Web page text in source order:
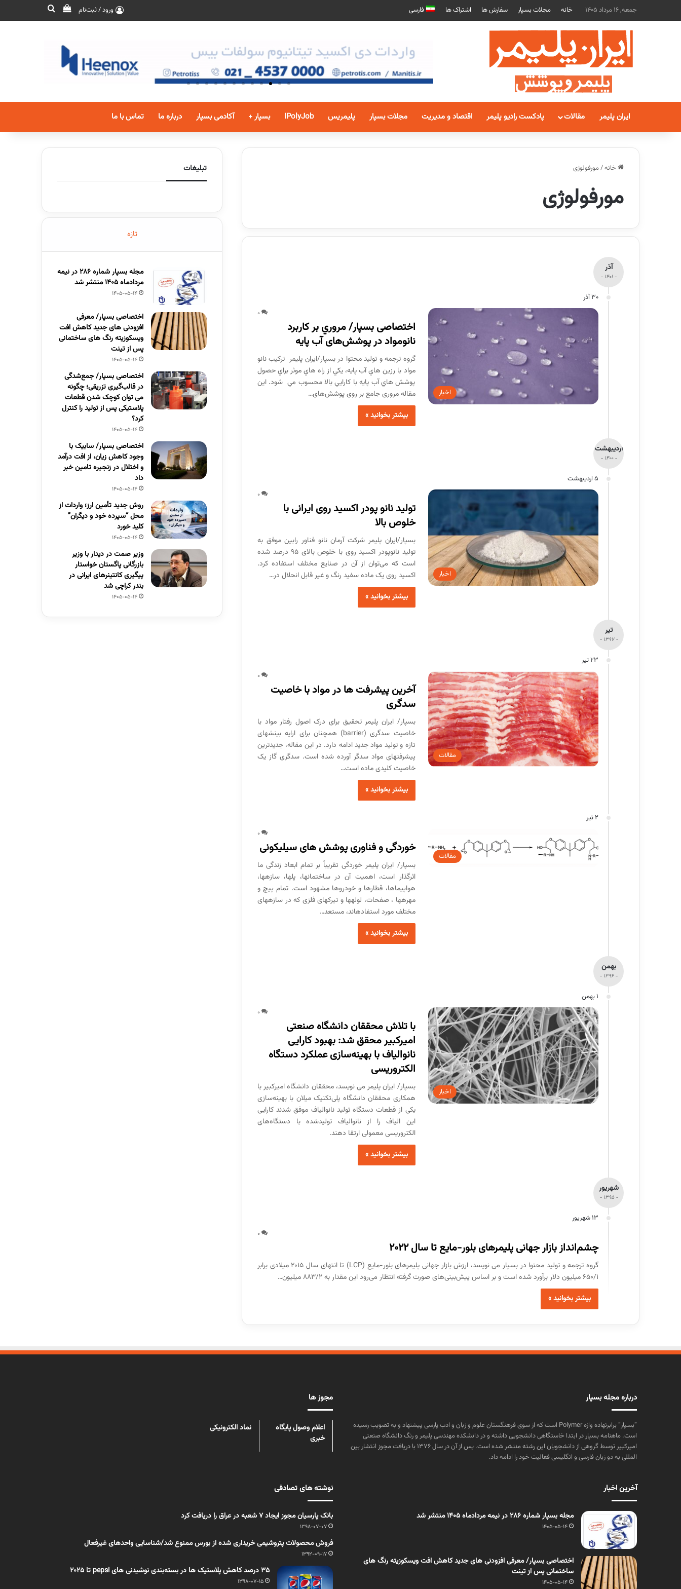
جمعه, 16 مرداد 1405 خانه مجلات بسپار سفارش ها اشتراک ها فارسی ورود / ثبت‌نام
ایران پلیمر مقالات پادکست رادیو پلیمر اقتصاد و مدیریت مجلات بسپار پلیمریس IPolyJob بسپار + آکادمی بسپار درباره ما تماس با ما
خانه/مورفولوژی
مورفولوژی
آذر
- 1401 -
30 آذر
اخبار
0
اختصاصی بسپار/ مروري بر کاربرد
نانومواد در پوشش‌های آب پايه
گروه ترجمه و تولید محتوا در بسپار/ایران پلیمر تركيب نانو
مواد با رزين هاي آب پايه، يكي از راه هاي موثر براي حصول
پوشش هاي آب پايه با كارايي بالا محسوب مي شود. این
مقاله مروری جامع بر روی پوشش‌های…
بیشتر بخوانید »
اردیبهشت
- 1400 -
5 اردیبهشت
اخبار
0
تولید نانو پودر اکسید روی ایرانی با
خلوص بالا
بسپار/ایران پلیمر شرکت آرمان نانو فناور رابین موفق به
تولید نانوپودر اکسید روی با خلوص بالای ۹۵ درصد شده
است که می‌توان از آن در صنایع مختلف استفاده کرد.
اکسید روی یک ماده سفید رنگ و غیر قابل انحلال در…
بیشتر بخوانید »
تیر
- 1397 -
23 تیر
مقالات
0
آخرین پیشرفت ها در مواد با خاصیت
سدگری
بسپار/ ایران پلیمر تحقیق برای درک اصول رفتار مواد با
خاصیت سد­گری (barrier) هم­چنان برای ارایه بینش­های
تازه و تولید مواد جدید ادامه دارد. در این مقاله، جدیدترین
پیشرفت­های مواد سدگر آورده شده است. سد­گری گاز یک
خاصیت کلیدی ماده است…
بیشتر بخوانید »
2 تیر
مقالات
0
خوردگی و فناوری پوشش های سیلیکونی
بسپار/ ایران پلیمر خوردگی تقریباً بر تمام ابعاد زندگی ما
اثرگذار است، اهمیت آن در ساختمان­ها، پل­ها، سازه­ها،
هواپیماها، قطارها و خودرو­ها مشهود است. تمام پیچ­ و
مهره­ها ، صفحات، لوله­­ها و تیرک­های فلزی که در سازه­های
مختلف مورد استفاده­اند، مستعد…
بیشتر بخوانید »
بهمن
- 1396 -
1 بهمن
اخبار
0
با تلاش محققان دانشگاه صنعتی
امیرکبیر محقق شد: بهبود کارایی
نانوالیاف با بهینه‌سازی عملکرد دستگاه
الکتروریسی
بسپار/ ایران پلیمر می نویسد، محققان دانشگاه امیرکبیر با
همکاری محققان دانشگاه پلی‌تکنیک میلان با بهینه‌سازی
یکی از قطعات دستگاه تولید نانوالیاف موفق شدند کارایی
این الیاف را از نانوالیاف تولیدشده با دستگاه‌های
الکتروریسی معمولی ارتقا دهند.
بیشتر بخوانید »
شهریور
- 1395 -
13 شهریور
0
چشم‌انداز بازار جهانی پلیمرهای بلور-مایع تا سال 2022
گروه ترجمه و تولید محتوا در بسپار می نویسد، ارزش بازار جهانی پلیمرهای بلور-مایع (LCP) تا انتهای سال 2015 میلادی برابر
650/1 میلیون دلار برآورد شده است و بر اساس پیش‌بینی‌های صورت گرفته انتظار می‌رود این مقدار به 883/2 میلیون…
بیشتر بخوانید »
تبلیغات
تازه
مجله بسپار شماره 286 در نیمه
مردادماه 1405 منتشر شد
1405-05-14
اختصاصی بسپار/ معرفی
افزودنی های جدید کاهش افت
ویسکوزیته رنگ های ساختمانی
پس از تینت
1405-05-14
اختصاصی بسپار/ جمع‌شدگی
در قالب‌گیری تزریقی؛ چگونه
می توان کوچک شدن قطعات
پلاستیکی پس از تولید را کنترل
کرد؟
1405-05-14
اختصاصی بسپار/ سابیک با
وجود کاهش زیان، از افت درآمد
و اختلال در زنجیره تامین خبر
داد
1405-05-14
روش جدید تأمین ارز؛ واردات از
محل “سپرده خود و دیگران”
کلید خورد
1405-05-14
وزیر صمت در دیدار با وزیر
بازرگانی پاگستان خواستار
پیگیری کانتینرهای ایرانی در
بندر کراچی شد
1405-05-14
درباره مجله بسپار
“بسپار” برابرنهاده واژه Polymer است که از سوی فرهنگستان علوم و زبان و ادب پارسی پیشنهاد و به تصویب رسیده
است. ماهنامه بسپار در ابتدا خاستگاهی دانشجویی داشته و در دانشکده مهندسی پلیمر و رنگ دانشگاه صنعتی
امیرکبیر توسط گروهی از دانشجویان این رشته منتشر شده است. پس از آن در سال ۱۳۷۶ با دریافت مجوز انتشار بین
المللی به دو زبان فارسی و انگلیسی فعالیت خود را ادامه داد.
مجوز ها
اعلام وصول پایگاه
خبری
نماد الکترونیکی
آخرین اخبار
مجله بسپار شماره 286 در نیمه مردادماه 1405 منتشر شد
1405-05-14
اختصاصی بسپار/ معرفی افزودنی های جدید کاهش افت ویسکوزیته رنگ های
ساختمانی پس از تینت
1405-05-14
نوشته های تصادفی
بانک پارسیان مجوز ایجاد ۷ شعبه در عراق را دریافت کرد
1398-07-07
فروش محصولات پتروشیمی خریداری شده از بورس ممنوع شد/شناسایی واحدهای غیرفعال
1392-09-17
35 درصد کاهش پلاستیک ها در بسته‌بندی‌ نوشیدنی های pepsi تا 2025
1398-07-15